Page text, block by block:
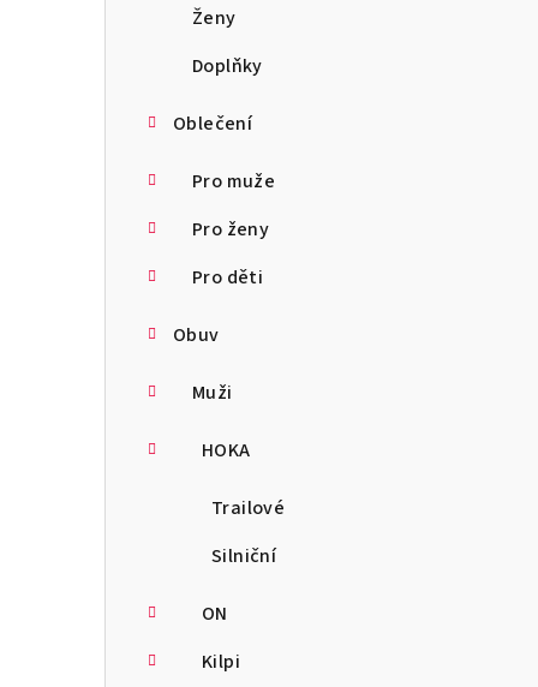
Ženy
Doplňky
Oblečení
Pro muže
Pro ženy
Pro děti
Obuv
Muži
HOKA
Trailové
Silniční
ON
Kilpi